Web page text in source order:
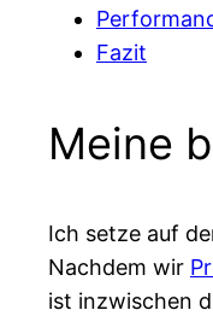
Fazit
Meine
Ich setze auf
Nachdem wir
ist inzwischen